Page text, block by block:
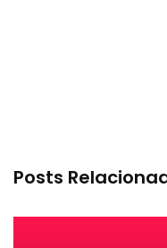
Posts